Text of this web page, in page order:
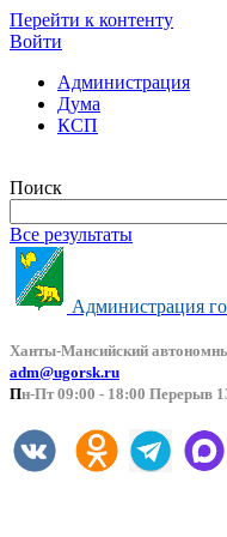
Перейти к контенту
Войти
Администрация
Дума
КСП
Поиск
Все результаты
Администрация
Ханты-Мансийский автоно
adm@ugorsk.ru
Пн-Пт 09:00 - 18:00 Перерыв